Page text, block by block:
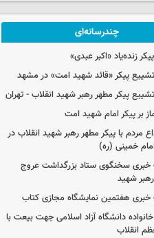
چندرسانه‌ای
زنده‌یاد «اکبر عبدی»
پیکر «قائد شهید امت» در مشهد
پیکر مطهر رهبر شهید انقلاب - تهران
بر پیکر امام شهید امت
مردم با پیکر مطهر رهبر شهید انقلاب در
خمینی (ره)
سخنگوی ستاد بزرگداشت عروج
شهید
هفتمین نمایشگاه مجازی کتاب
دانشگاه آزاد اسلامی جهت بیعت با
انقلاب